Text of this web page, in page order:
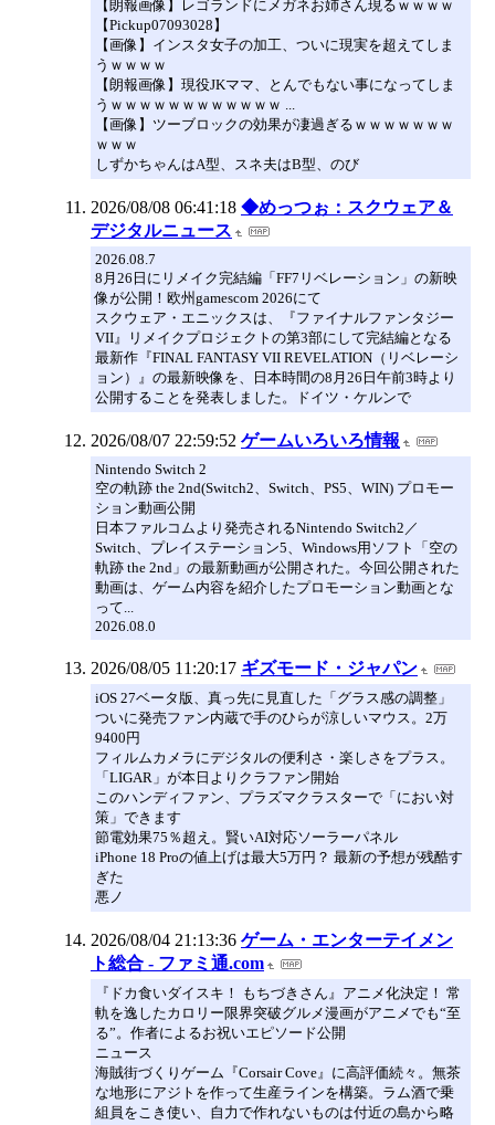
【朗報画像】レゴランドにメガネお姉さん現るｗｗｗｗ
【Pickup07093028】
【画像】インスタ女子の加工、ついに現実を超えてしま
うｗｗｗｗ
【朗報画像】現役JKママ、とんでもない事になってしま
うｗｗｗｗｗｗｗｗｗｗｗｗ ...
【画像】ツーブロックの効果が凄過ぎるｗｗｗｗｗｗｗ
ｗｗｗ
しずかちゃんはA型、スネ夫はB型、のび
2026/08/08 06:41:18 ◆めっつぉ：スクウェア＆
デジタルニュース
2026.08.7
8月26日にリメイク完結編「FF7リベレーション」の新映
像が公開！欧州gamescom 2026にて
スクウェア・エニックスは、『ファイナルファンタジー
VII』リメイクプロジェクトの第3部にして完結編となる
最新作『FINAL FANTASY VII REVELATION（リベレーシ
ョン）』の最新映像を、日本時間の8月26日午前3時より
公開することを発表しました。ドイツ・ケルンで
2026/08/07 22:59:52 ゲームいろいろ情報
Nintendo Switch 2
空の軌跡 the 2nd(Switch2、Switch、PS5、WIN) プロモー
ション動画公開
日本ファルコムより発売されるNintendo Switch2／
Switch、プレイステーション5、Windows用ソフト「空の
軌跡 the 2nd」の最新動画が公開された。今回公開された
動画は、ゲーム内容を紹介したプロモーション動画とな
って...
2026.08.0
2026/08/05 11:20:17 ギズモード・ジャパン
iOS 27ベータ版、真っ先に見直した「グラス感の調整」
ついに発売ファン内蔵で手のひらが涼しいマウス。2万
9400円
フィルムカメラにデジタルの便利さ・楽しさをプラス。
「LIGAR」が本日よりクラファン開始
このハンディファン、プラズマクラスターで「におい対
策」できます
節電効果75％超え。賢いAI対応ソーラーパネル
iPhone 18 Proの値上げは最大5万円？ 最新の予想が残酷す
ぎた
悪ノ
2026/08/04 21:13:36 ゲーム・エンターテイメン
ト総合 - ファミ通.com
『ドカ食いダイスキ！ もちづきさん』アニメ化決定！ 常
軌を逸したカロリー限界突破グルメ漫画がアニメでも“至
る”。作者によるお祝いエピソード公開
ニュース
海賊街づくりゲーム『Corsair Cove』に高評価続々。無茶
な地形にアジトを作って生産ラインを構築。ラム酒で乗
組員をこき使い、自力で作れないものは付近の島から略